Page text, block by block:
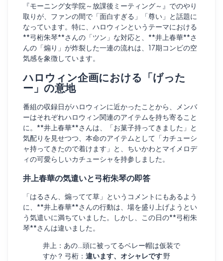
『モーニング女学院～放課後ミーティング～』でのやり
取りが、ファンの間で「面白すぎる」「尊い」と話題に
なっています。特に、ハロウィンというテーマにおける
**弓桁朱琴**さんの「ツン」な対応と、**井上春華**さ
んの「煽り」が炸裂した一連の流れは、17期コンビの空
気感を象徴しています。
ハロウィン企画における「げった
ー」の意地
番組の収録日がハロウィンに近かったことから、メンバ
ーはそれぞれハロウィン関連のアイテムを持ち寄ること
に。**井上春華**さんは、「お菓子持ってきました」と
気配りを見せつつ、本命のアイテムとして「カチューシ
ャ持ってきたので着けます」と、ちいかわとマイメロデ
ィの可愛らしいカチューシャを持参しました。
井上春華の気遣いと弓桁朱琴の即答
「はるさん、煽ってて草」というコメントにもあるよう
に、**井上春華**さんの行動は、場を盛り上げようとい
う気遣いに満ちていました。しかし、この日の**弓桁朱
琴**さんは違いました。
井上：あの…頭に被ってるベレー帽は仮装で
すか？ 弓桁： 違います、オシャレです野